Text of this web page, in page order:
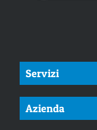
Servizi
Azienda